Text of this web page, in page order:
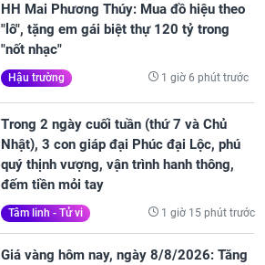
HH Mai Phương Thúy: Mua đồ hiệu theo
"lô", tặng em gái biệt thự 120 tỷ trong
"nốt nhạc"
Hậu trường 1 giờ 6 phút trước
Trong 2 ngày cuối tuần (thứ 7 và Chủ
Nhật), 3 con giáp đại Phúc đại Lộc, phú
quý thịnh vượng, vận trình hanh thông,
đếm tiền mỏi tay
Tâm linh - Tử vi 1 giờ 15 phút trước
Giá vàng hôm nay, ngày 8/8/2026: Tăng